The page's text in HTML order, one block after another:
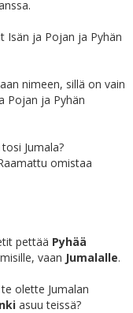
Isän ja Pojan ja Pyhän
nimeen, sillä on vain
Pojan ja Pyhän
Jumala?
omistaa
pettää Pyhää
vaan Jumalalle.
olette Jumalan
asuu teissä?